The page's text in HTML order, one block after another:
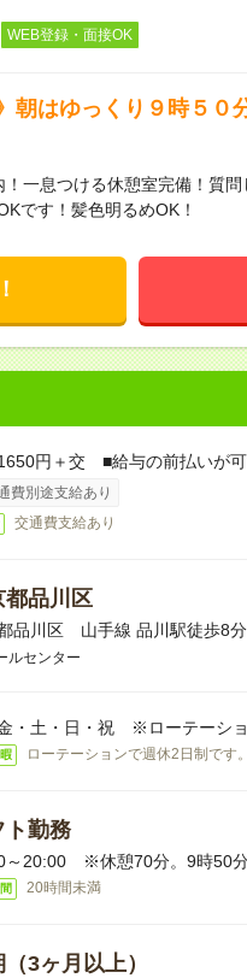
WEB登録・面接OK
朝はゆっくり９時５０
一息つける休憩室完備！質
です！髪色明るめOK！
円＋交 ■給与の前払いが可
費別途支給あり
交通費支給あり
都品川区
品川区 山手線 品川駅徒歩8
ルセンター
・土・日・祝 ※ローテーシ
ローテーションで週休2日制です。
ト勤務
～20:00 ※休憩70分。9時50分
20時間未満
3ヶ月以上）